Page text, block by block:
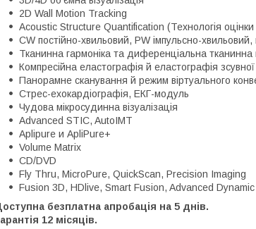
2D Wall Motion Tracking
Acoustic Structure Quantification (Технологія
CW постійно-хвильовий, PW імпульсно-
Тканинна гармоніка та диференціальна тканинна
Компресійна еластографія й еластографія зсувної
Панорамне сканування й режим віртуального
Стрес-ехокардіографія, ЕКГ-модуль
Чудова мікросудинна візуалізація
Advanced STIC, AutoIMT
Aplipure и ApliPure+
Volume Matrix
CD/DVD
Fly Thru, MicroPure, QuickScan, Precision Imaging
Fusion 3D, HDlive, Smart Fusion, Advanced
безплатна апробація на 5 днів.
12 місяців.